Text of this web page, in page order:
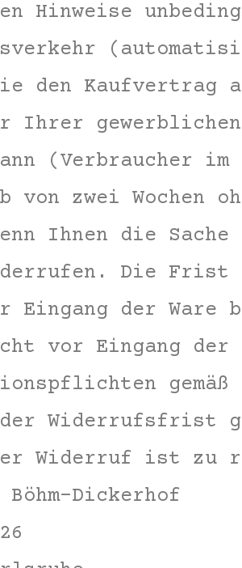
Hinweise
den Kaufvertrag
Ihrer
(Verbraucher
von zwei Wochen
Ihnen die
Die Frist
Eingang der Ware
vor Eingang
gemäß
der Widerrufsfrist
Widerruf ist zu
Dickerhof